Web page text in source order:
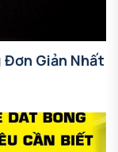
Giản Nhất